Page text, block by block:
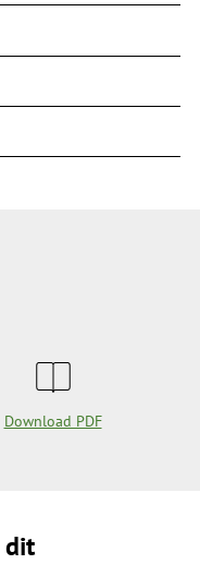
Download PDF
dit